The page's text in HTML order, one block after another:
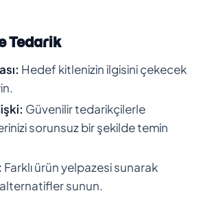
Tedarik
Hedef kitlenizin ilgisini çekecek
Güvenilir tedarikçilerle
sorunsuz bir şekilde temin
Farklı ürün yelpazesi sunarak
sunun.